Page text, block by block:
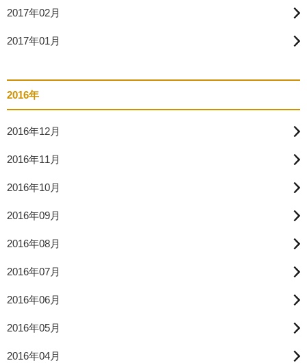
2017年02月
2017年01月
2016年
2016年12月
2016年11月
2016年10月
2016年09月
2016年08月
2016年07月
2016年06月
2016年05月
2016年04月